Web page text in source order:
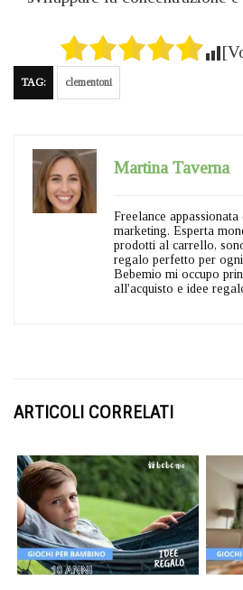
TAG: clementoni
Martina Taverna
Freelance appassionata
marketing. Esperta
prodotti al carrello,
regalo perfetto per
Bebemio mi occupo
all'acquisto e idee
ARTICOLI CORRELATI